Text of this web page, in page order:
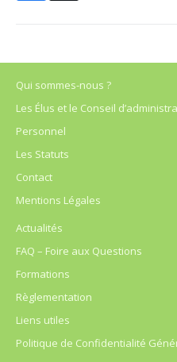
Qui sommes-nous ?
Les Élus et le Conseil
Personnel
Les Statuts
Contact
Mentions Légales
Actualités
FAQ – Foire aux Questions
Formations
Règlementation
Liens utiles
Politique de Confidentialité